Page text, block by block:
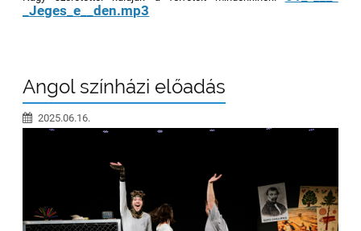
_Jeges_e__den.mp3
Angol színházi előadás
2025.06.16.